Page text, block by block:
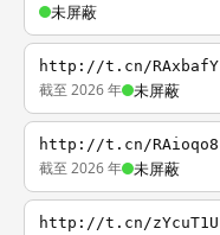
未屏蔽
http://t.cn/RAxbafY
截至 2026 年 未屏蔽
http://t.cn/RAioqo8
截至 2026 年 未屏蔽
http://t.cn/zYcuT1U